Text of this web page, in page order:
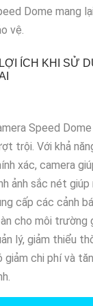
Dome mang
vệ.
ÍCH KHI SỬ
Speed
trội. Với khả
xác, camera
ảnh sắc nét giúp
cấp các cảnh
cho môi trường
lý, giảm thiểu
giảm chi phí và